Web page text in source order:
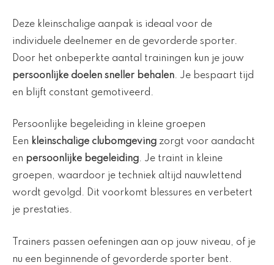
Deze kleinschalige aanpak is ideaal voor de
individuele deelnemer en de gevorderde sporter.
Door het onbeperkte aantal trainingen kun je jouw
persoonlijke doelen sneller behalen. Je bespaart tijd
en blijft constant gemotiveerd.
Persoonlijke begeleiding in kleine groepen
Een kleinschalige clubomgeving zorgt voor aandacht
en persoonlijke begeleiding. Je traint in kleine
groepen, waardoor je techniek altijd nauwlettend
wordt gevolgd. Dit voorkomt blessures en verbetert
je prestaties.
Trainers passen oefeningen aan op jouw niveau, of je
nu een beginnende of gevorderde sporter bent.